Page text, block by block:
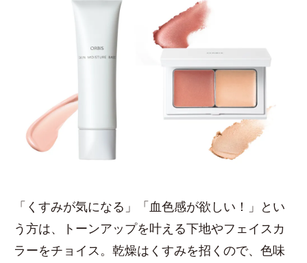
「くすみが気になる」「血色感が欲しい！」とい
う方は、トーンアップを叶える下地やフェイスカ
ラーをチョイス。乾燥はくすみを招くので、色味